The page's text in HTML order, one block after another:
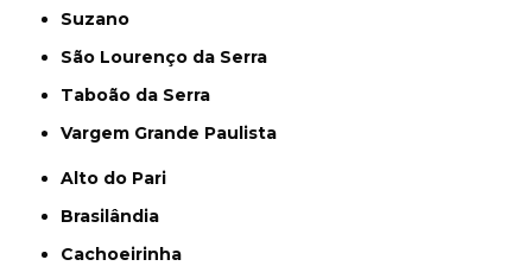
Suzano
São Lourenço da Serra
Taboão da Serra
Vargem Grande Paulista
Alto do Pari
Brasilândia
Cachoeirinha